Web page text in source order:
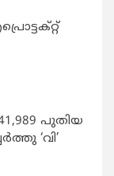
പുതിയ
‘വി’